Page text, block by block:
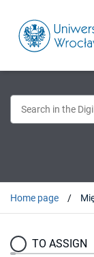
Home page
TO ASSIGN